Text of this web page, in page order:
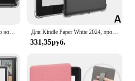
Для Kindle Paper White 2024, прозрачный защитный чехол 12-го поколения, четырехугольный, против падения, против царапин, пылезащитный, простой
331,35руб.